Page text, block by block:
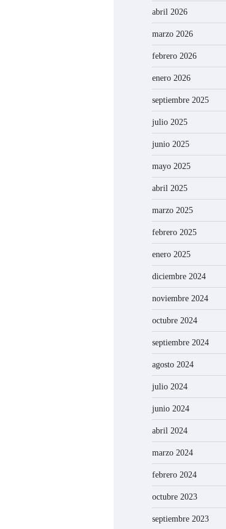
abril 2026
marzo 2026
febrero 2026
enero 2026
septiembre 2025
julio 2025
junio 2025
mayo 2025
abril 2025
marzo 2025
febrero 2025
enero 2025
diciembre 2024
noviembre 2024
octubre 2024
septiembre 2024
agosto 2024
julio 2024
junio 2024
abril 2024
marzo 2024
febrero 2024
octubre 2023
septiembre 2023